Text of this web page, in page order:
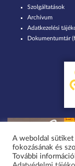
Szolgáltatások
Archívum
Adatkezelési
Dokumentumtár
Minden jog fenntartva
Művelődési Ház Szeged-
A weboldal sütiket
fokozásának és
További